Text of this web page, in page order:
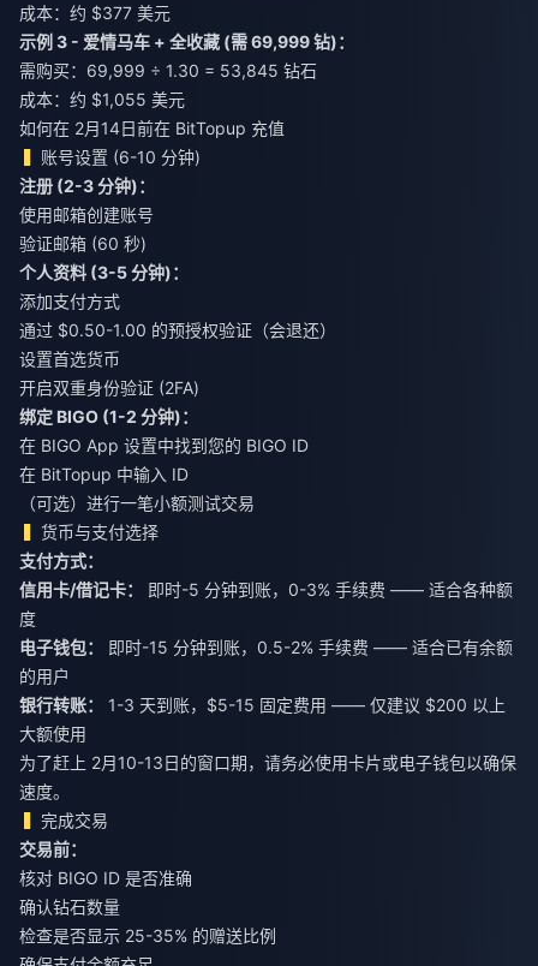
成本：约 $377 美元
示例 3 - 爱情马车 + 全收藏 (需 69,999 钻)：
需购买：69,999 ÷ 1.30 = 53,845 钻石
成本：约 $1,055 美元
如何在 2月14日前在 BitTopup 充值
账号设置 (6-10 分钟)
注册 (2-3 分钟)：
使用邮箱创建账号
验证邮箱 (60 秒)
个人资料 (3-5 分钟)：
添加支付方式
通过 $0.50-1.00 的预授权验证（会退还）
设置首选货币
开启双重身份验证 (2FA)
绑定 BIGO (1-2 分钟)：
在 BIGO App 设置中找到您的 BIGO ID
在 BitTopup 中输入 ID
（可选）进行一笔小额测试交易
货币与支付选择
支付方式：
信用卡/借记卡：
即时-5 分钟到账，0-3% 手续费 —— 适合各种额
度
电子钱包：
即时-15 分钟到账，0.5-2% 手续费 —— 适合已有余额
的用户
银行转账：
1-3 天到账，$5-15 固定费用 —— 仅建议 $200 以上
大额使用
为了赶上 2月10-13日的窗口期，请务必使用卡片或电子钱包以确保
速度。
完成交易
交易前：
核对 BIGO ID 是否准确
确认钻石数量
检查是否显示 25-35% 的赠送比例